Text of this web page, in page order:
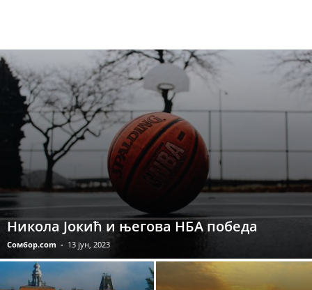
Никола Јокић и његова НБА победа
Сомбор.com - 13 јун, 2023